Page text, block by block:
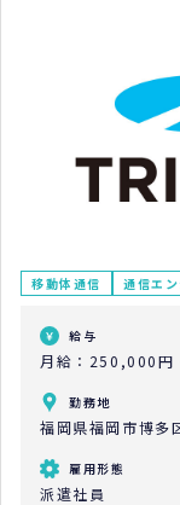
移動体通信 通信エ
給与
勤務地
福岡県福岡市博
雇用形態
派遣社員